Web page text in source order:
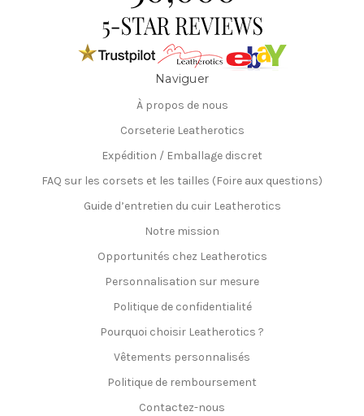
Naviguer
À propos de nous
Corseterie Leatherotics
Expédition / Emballage discret
FAQ sur les corsets et les tailles (Foire aux questions)
Guide d’entretien du cuir Leatherotics
Notre mission
Opportunités chez Leatherotics
Personnalisation sur mesure
Politique de confidentialité
Pourquoi choisir Leatherotics ?
Vêtements personnalisés
Politique de remboursement
Contactez-nous